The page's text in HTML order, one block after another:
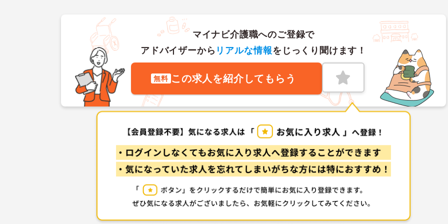
マイナビ介護職へのご登録で
アドバイザーから リアルな情報をじっくり聞けます！
無料 この求人を紹介してもらう